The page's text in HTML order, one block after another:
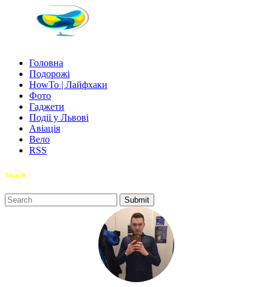
Головна
Подорожі
HowTo | Лайфхаки
Фото
Гаджети
Події у Львові
Авіація
Вело
RSS
Search